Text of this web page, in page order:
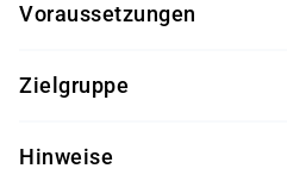
Voraussetzungen
Vorkenntnisse mitbringen:
Zielgruppe
den Funktionsumfang des
Hinweise